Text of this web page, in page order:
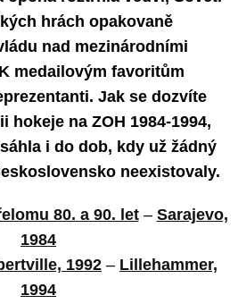
hrách opakovaně
nad mezinárodními
medailovým favoritům
Jak se dozvíte
na ZOH 1984-1994,
i do dob, kdy už žádný
neexistovaly.
80. a 90. let– Sarajevo,
1984
1992 – Lillehammer,
1994